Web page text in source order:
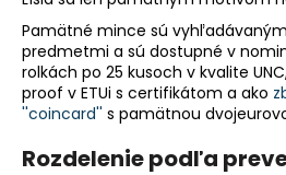
Pamätné mince sú
predmetmi a sú dostupné v
rolkách po 25 kusoch v kvalite
proof v ETUi s certifikátom a ako z
''coincard'' s pamätnou
Rozdelenie podľa
b
u
j
e
t
e